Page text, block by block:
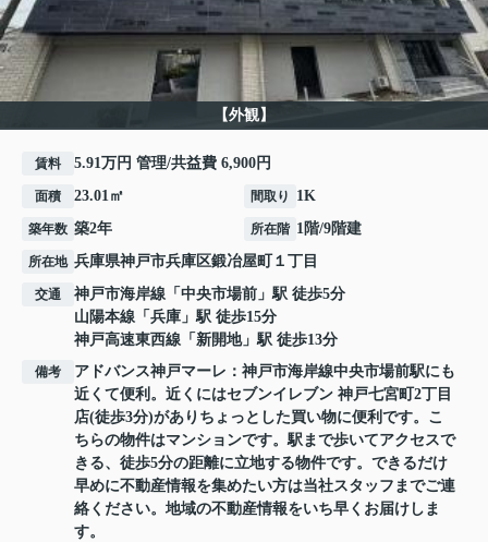
【外観】
賃料 5.91万円 管理/共益費 6,900円
面積 23.01㎡ 間取り 1K
築年数 築2年 所在階 1階/9階建
所在地 兵庫県神戸市兵庫区鍛冶屋町 １丁目
交通 神戸市海岸線 「 中央市場前 」駅 徒歩5分
山陽本線 「 兵庫 」駅 徒歩15分
神戸高速東西線 「 新開地」駅 徒歩13分
備考
アドバンス神戸マーレ：神戸市海岸線中央市場前駅にも
近くて便利。近くにはセブンイレブン 神戸七宮町2丁目
店(徒歩3分)がありちょっとした買い物に便利です。こ
ちらの物件はマンションです。駅まで歩いてアクセスで
きる、徒歩5分の距離に立地する物件です。できるだけ
早めに不動産情報を集めたい方は当社スタッフまでご連
絡ください。地域の不動産情報をいち早くお届けしま
す。